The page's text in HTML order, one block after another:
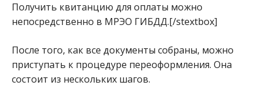
Получить квитанцию для оплаты можно
непосредственно в МРЭО ГИБДД.[/stextbox]
После того, как все документы собраны, можно
приступать к процедуре переоформления. Она
состоит из нескольких шагов.